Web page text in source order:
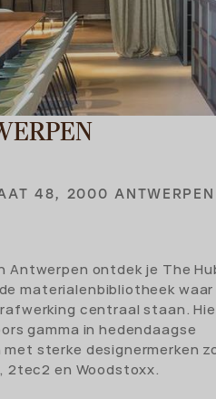
48, 2000 ANTWERPEN
Antwerpen ontdek je The
materialenbibliotheek waar
centraal staan.
gamma in hedendaagse
sterke designermerken
2tec2 en Woodstoxx.